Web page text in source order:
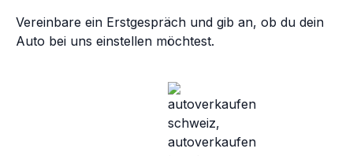
Vereinbare ein Erstgespräch und gib an, ob du dein
Auto bei uns einstellen möchtest.